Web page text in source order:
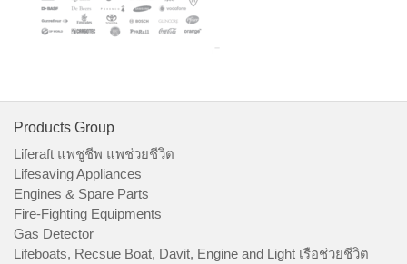
Products Group
Liferaft แพชูชีพ แพช่วยชีวิต
Lifesaving Appliances
Engines & Spare Parts
Fire-Fighting Equipments
Gas Detector
Lifeboats, Recsue Boat, Davit, Engine and Light เรือช่วยชีวิต